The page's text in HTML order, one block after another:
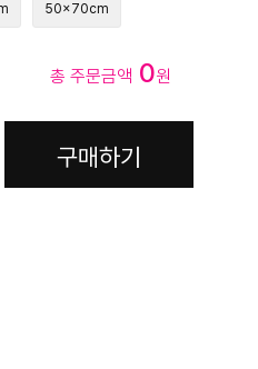
50x70cm
총 주문금액 0원
구매하기